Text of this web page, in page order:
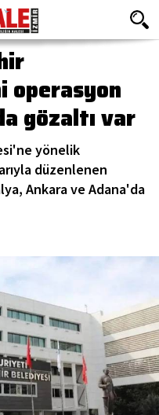
operasyon
gözaltı var
yönelik
düzenlenen
Ankara ve Adana'da